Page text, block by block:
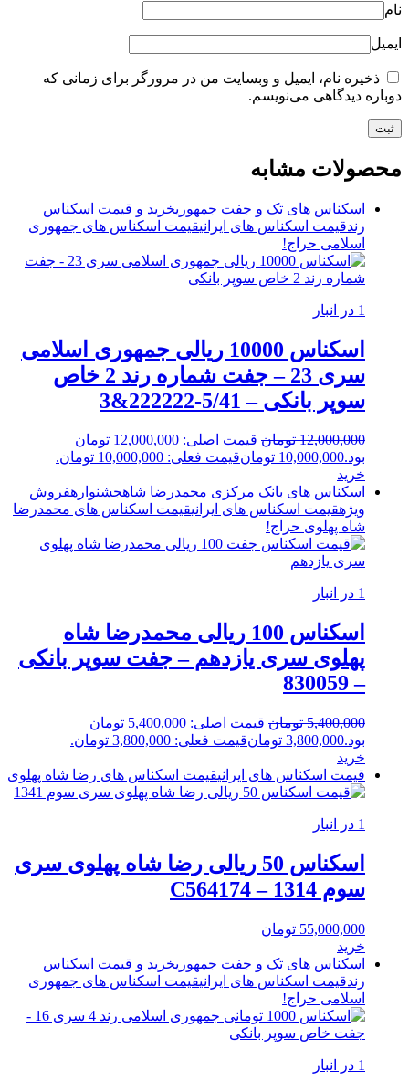
نام
ایمیل
ذخیره نام، ایمیل و وبسایت من در مرورگر برای زمانی که
دوباره دیدگاهی می‌نویسم.
محصولات مشابه
اسکناس های تک و جفت جمهوریخرید و قیمت اسکناس
رندقیمت اسکناس های ایرانیقیمت اسکناس های جمهوری
اسلامی حراج!
1 در انبار
اسکناس 10000 ریالی جمهوری اسلامی
سری 23 – جفت شماره رند 2 خاص
سوپر بانکی – 5/41-222222&3
12,000,000 تومان
قیمت اصلی: 12,000,000 تومان
بود.10,000,000 تومانقیمت فعلی: 10,000,000 تومان.
خرید
اسکناس های بانک مرکزی محمدرضا شاهجشنوارهفروش
ویژهقیمت اسکناس های ایرانیقیمت اسکناس های محمدرضا
شاه پهلوی حراج!
1 در انبار
اسکناس 100 ریالی محمدرضا شاه
پهلوی سری یازدهم – جفت سوپر بانکی
– 830059
5,400,000 تومان
قیمت اصلی: 5,400,000 تومان
بود.3,800,000 تومانقیمت فعلی: 3,800,000 تومان.
خرید
قیمت اسکناس های ایرانیقیمت اسکناس های رضا شاه پهلوی
1 در انبار
اسکناس 50 ریالی رضا شاه پهلوی سری
سوم 1314 – C564174
55,000,000 تومان
خرید
اسکناس های تک و جفت جمهوریخرید و قیمت اسکناس
رندقیمت اسکناس های ایرانیقیمت اسکناس های جمهوری
اسلامی حراج!
1 در انبار